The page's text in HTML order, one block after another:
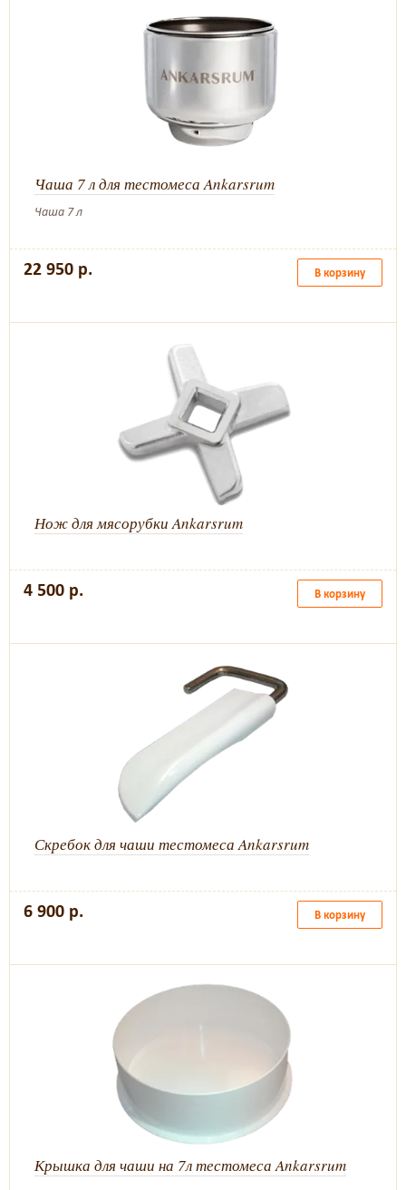
Чаша 7 л для тестомеса Ankarsrum
Чаша 7 л
22 950 р. В корзину
Нож для мясорубки Ankarsrum
4 500 р. В корзину
Скребок для чаши тестомеса Ankarsrum
6 900 р. В корзину
Крышка для чаши на 7л тестомеса Ankarsrum